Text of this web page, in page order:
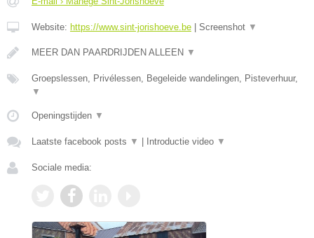
Website: https://www.sint-jorishoeve.be Screenshot ▼
MEER DAN PAARDRIJDEN ALLEEN ▼
Groepslessen, Privélessen, Begeleide wandelingen, Pisteverhuur,
▼
Openingstijden ▼
Laatste facebook posts ▼ Introductie video ▼
Sociale media: